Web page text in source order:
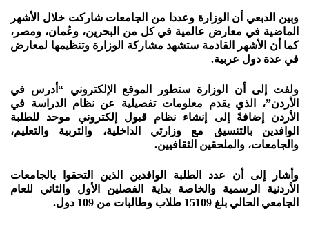
وبين الدبعي أن الوزارة وعددا من الجامعات شاركت خلال الأشهر
الماضية في معارض عالمية في كل من البحرين، وعُمان، ومصر،
كما أن الأشهر القادمة ستشهد مشاركة الوزارة وتنظيمها لمعارض
في عدة دول عربية.
ولفت إلى أن الوزارة ستطور الموقع الإلكتروني “أدرس في
الأردن”، الذي يقدم معلومات تفصيلية عن نظام الدراسة في
الأردن إضافةً إلى إنشاء نظام قبول إلكتروني موحد للطلبة
الوافدين بالتنسيق مع وزارتي الداخلية، والتربية والتعليم،
والجامعات، والملحقين الثقافيين.
وأشار إلى أن عدد الطلبة الوافدين الذين التحقوا بالجامعات
الأردنية الرسمية والخاصة بداية الفصلين الأول والثاني للعام
الجامعي الحالي بلغ 15109 طلاب وطالبات من 109 دول.